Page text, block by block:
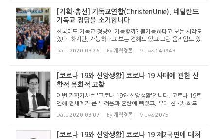
[기획-총선] 기독교연합(ChristenUnie), 네덜란드
기독교 정당을 소개합니다
한국에도 기독교 정당이 가능할까? 불가능하다고 보는 시각도
있다. 하지만, 가능하다고 보는 견해도 있고 그런 움직임도 있
다. 아래의 글은 네덜란드 정당 가운데 하나인 <기독교 연합>
(Christen Unie)에 대한 소개이다. 네덜란드 정치는 기본적으
Date 2020.03.26 By 개혁정론 Views 140943
[코로나 19와 신앙생활] 코로나 19 사태에 관한 신
학적 목회적 고찰
이번 기획기사는 '코로나 19와 신앙생활'입니다. 코로나 19로
인해 전세계가 큰 두려움과 혼란에 빠졌고, 우리 한국사회도
예외가 아닙니다. 아니, 이제는 한국이 전세계의 주목을 받고
있을 뿐만 아니라 걱정거리가 되었다고 할 정도입니다. 우리
Date 2020.03.07 By 개혁정론 Views2075
[코로나 19와 신앙생활] 코로나 19 제2국면에 대처